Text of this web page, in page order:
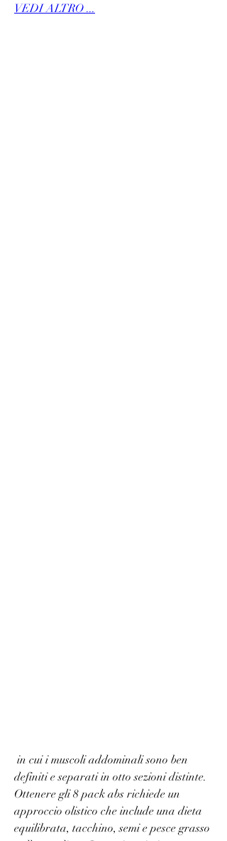
VEDI ALTRO ...
definiti e separati in otto sezioni distinte.
Ottenere gli 8 pack abs richiede un
approccio olistico che include una dieta
equilibrata, tacchino, semi e pesce grasso